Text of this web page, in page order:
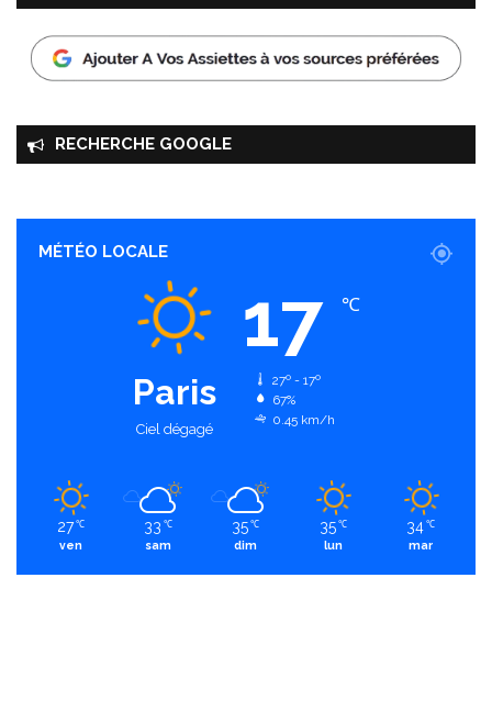
RECHERCHE GOOGLE
MÉTÉO LOCALE
Paris
Ciel dégagé
17 ℃
27º - 17º
67%
0.45 km/h
27 ℃
ven
33 ℃
sam
35 ℃
dim
35 ℃
lun
34 ℃
mar